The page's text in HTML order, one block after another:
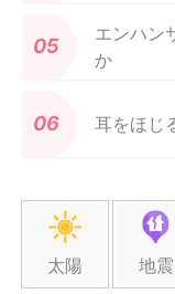
エンハン
か
耳をほじ
太陽 地震